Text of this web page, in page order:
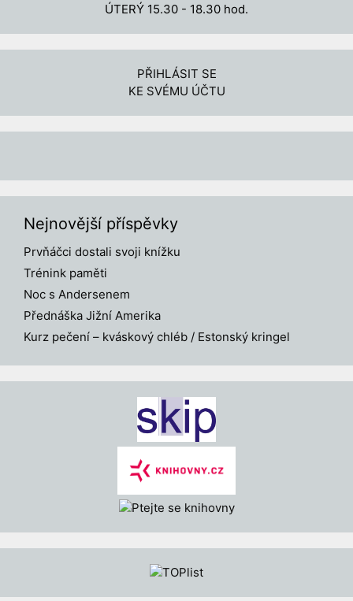
ÚTERÝ 15.30 - 18.30 hod.
PŘIHLÁSIT SE
KE SVÉMU ÚČTU
Nejnovější příspěvky
Prvňáčci dostali svoji knížku
Trénink paměti
Noc s Andersenem
Přednáška Jižní Amerika
Kurz pečení – kváskový chléb / Estonský kringel